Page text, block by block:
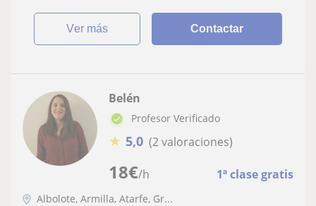
ver más Contactar
18€/h 1ª clase gratis
Belén
Profesor Verificado
★ 5,0 (2 valoraciones)
Albolote, Armilla, Atarfe, Gr...